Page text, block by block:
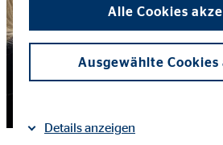
Alle Cookies
Ausgewählte
Details anzeigen